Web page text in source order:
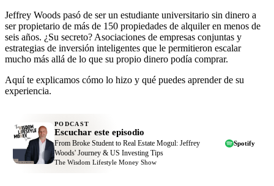
Jeffrey Woods pasó de ser un estudiante universitario sin dinero a
ser propietario de más de 150 propiedades de alquiler en menos de
seis años. ¿Su secreto? Asociaciones de empresas conjuntas y
estrategias de inversión inteligentes que le permitieron escalar
mucho más allá de lo que su propio dinero podía comprar.
Aquí te explicamos cómo lo hizo y qué puedes aprender de su
experiencia.
PODCAST
Escuchar este episodio
From Broke Student to Real Estate Mogul: Jeffrey
Woods' Journey & US Investing Tips
The Wisdom Lifestyle Money Show
Spotify